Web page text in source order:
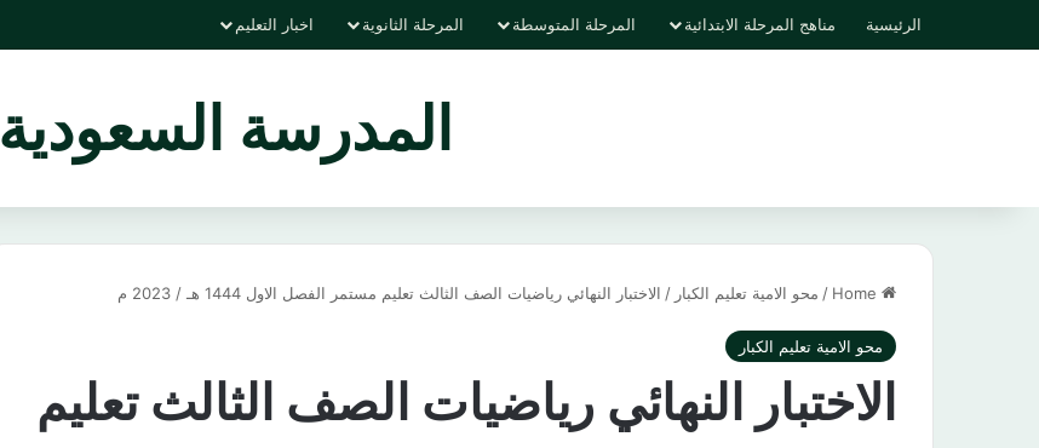
الرئيسية مناهج المرحلة الابتدائية المرحلة المتوسطة المرحلة الثانوية اخبار التعليم
المدرسة السعودية
/ محو الامية تعليم الكبار / الاختبار النهائي رياضيات الصف الثالث تعليم مستمر الفصل الاول 1444 هـ / 2023 م
محو الامية تعليم الكبار
الاختبار النهائي رياضيات الصف الثالث تعليم